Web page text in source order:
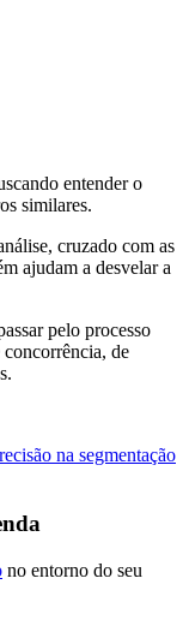
entender o
similares.
cruzado com as
ajudam a desvelar a
pelo processo
de
na segmentação
no entorno do seu